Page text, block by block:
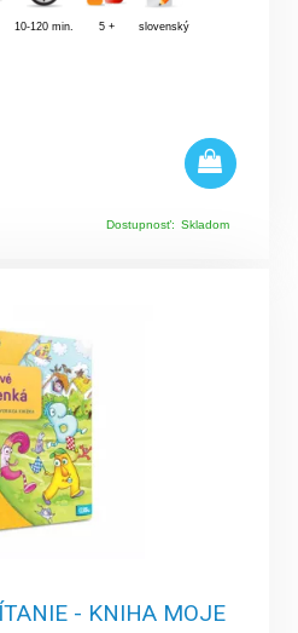
10-120 min. 5 + slovenský
Dostupnosť: Skladom
- KNIHA MOJE